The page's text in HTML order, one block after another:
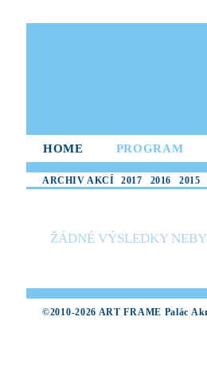
HOME PROGRAM
ARCHIV AKCÍ 2017 2016 2015
ŽÁDNÉ VÝSLEDKY
©2010-2026 ART FRAME Palác